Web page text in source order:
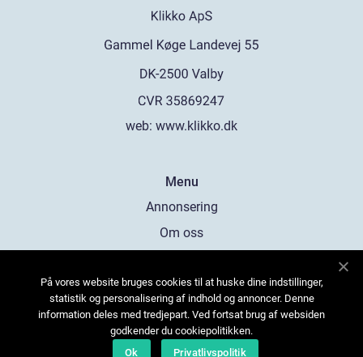
web: www.klikko.dk
Menu
Annonsering
Om oss
Kontakta oss
Sitemap
På vores website bruges cookies til at huske dine indstillinger,
statistik og personalisering af indhold og annoncer. Denne
information deles med tredjepart. Ved fortsat brug af websiden
godkender du cookiepolitikken.
Ok
Privatlivspolitik